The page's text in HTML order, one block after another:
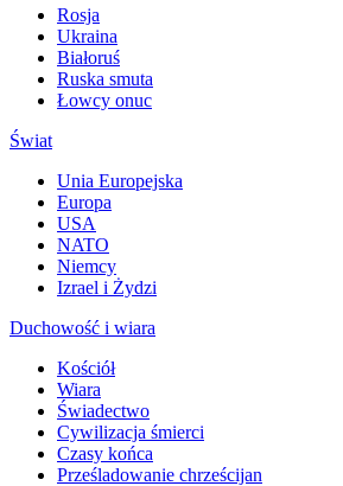
Rosja
Ukraina
Białoruś
Ruska smuta
Łowcy onuc
Świat
Unia Europejska
Europa
USA
NATO
Niemcy
Izrael i Żydzi
Duchowość i wiara
Kościół
Wiara
Świadectwo
Cywilizacja śmierci
Czasy końca
Prześladowanie chrześcijan